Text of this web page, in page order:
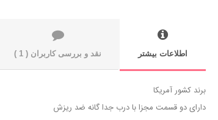
اطلاعات بیشتر نقد و بررسی کاربران ( 1 )
برند کشور آمریکا
دارای دو قسمت مجزا با درب جدا گانه ضد ریزش